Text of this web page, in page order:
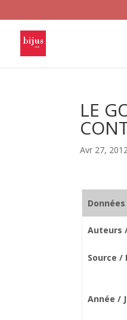
LE
Avr 27,
Auteurs
Source /
Année /